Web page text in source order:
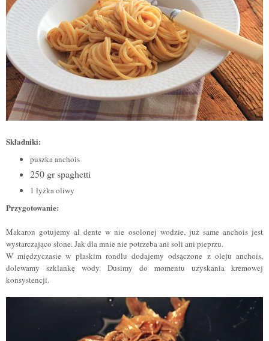
Składniki:
puszka anchois
250 gr spaghetti
1 łyżka oliwy
Przygotowanie:
Makaron gotujemy al dente w nie osolonej wodzie, już same anchois jest
wystarczająco słone. Jak dla mnie nie potrzeba ani soli ani pieprzu.
W międzyczasie w płaskim rondlu dodajemy odsączone z oleju anchois,
dolewamy szklankę wody. Dusimy do momentu uzyskania kremowej
konsystencji.